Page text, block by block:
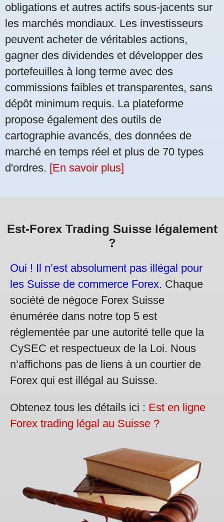
obligations et autres actifs sous-jacents sur
les marchés mondiaux. Les investisseurs
peuvent acheter de véritables actions,
gagner des dividendes et développer des
portefeuilles à long terme avec des
commissions faibles et transparentes, sans
dépôt minimum requis. La plateforme
propose également des outils de
cartographie avancés, des données de
marché en temps réel et plus de 70 types
d'ordres. [En savoir plus]
Est-Forex Trading Suisse légalement
?
Oui ! Il n’est absolument pas illégal pour
les Suisse de commerce Forex. Chaque
société de négoce Forex Suisse
énumérée dans notre top 5 est
réglementée par une autorité telle que la
CySEC et respectueux de la Loi. Nous
n’affichons pas de liens à un courtier de
Forex qui est illégal au Suisse.
Obtenez tous les détails ici : Est en ligne
Forex trading légal au Suisse ?